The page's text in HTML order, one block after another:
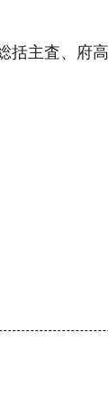
括主査、府